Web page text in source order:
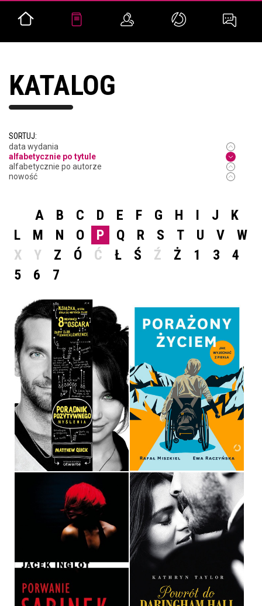
KATALOG
SORTUJ:
data wydania
alfabetycznie po tytule
alfabetycznie po autorze
nowość
A B C D E F G H I J
K
L
M N O P Q R S T U V
W
X
Y Z Ó Ć Ł Ś Ź Ż 1 3
4
5
6 7
PORADNIK
POZYTYWNEGO
MYŚLENIA
MATTHEW QUICK
OPRAWA MIĘKKA
34,90 ZŁ
PORAŻONY ŻYCIEM. JAK
WYJECHAĆ Z PIEKŁA
EWA RACZYŃSKA, RAFAŁ
MISZKIEL
OPRAWA MIĘKKA
59,99 ZŁ
PORWANIE SABINEK
OPRAWA MIĘKKA
POWRÓT DO DARINGHAM
OPRAWA MIĘKKA